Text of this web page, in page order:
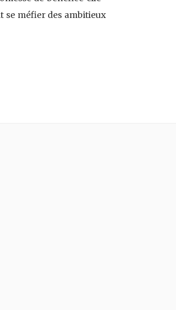
se méfier des ambitieux